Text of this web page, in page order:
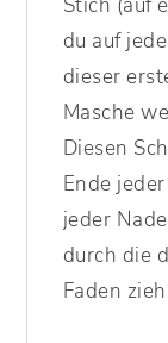
du auf
dieser
Masche
Diesen
Ende
jeder
durch die
Faden